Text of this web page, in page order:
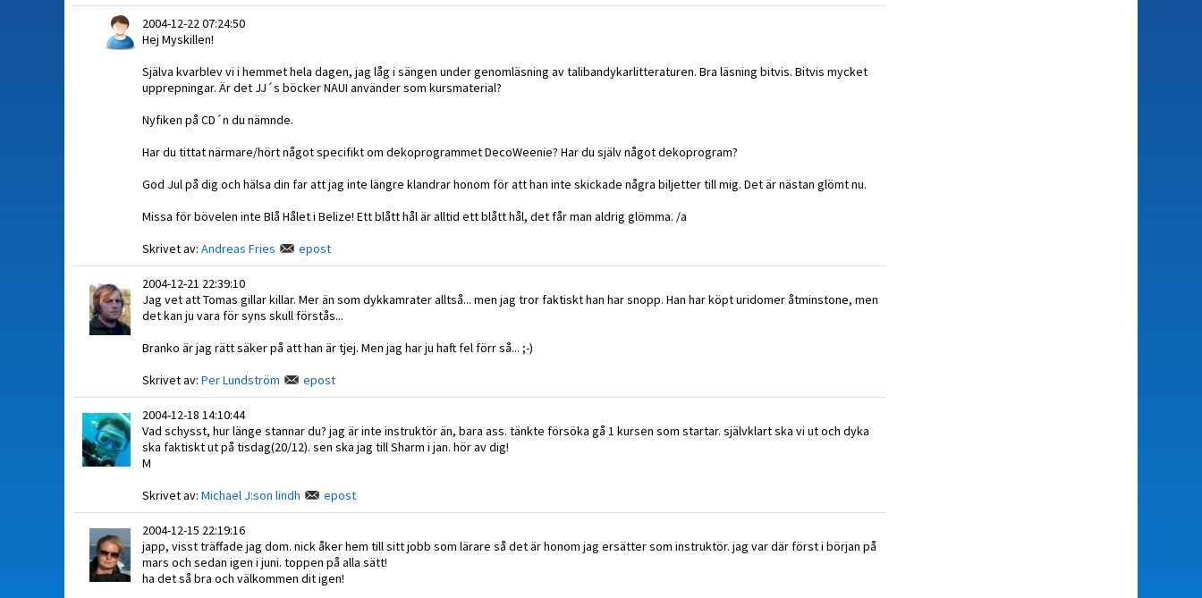
2004-12-22 07:24:50
Hej Myskillen!
Själva kvarblev vi i hemmet hela dagen, jag låg i sängen under genomläsning av talibandykarlitteraturen. Bra läsning bitvis. Bitvis mycket
upprepningar. Är det JJ´s böcker NAUI använder som kursmaterial?
Nyfiken på CD´n du nämnde.
Har du tittat närmare/hört något specifikt om dekoprogrammet DecoWeenie? Har du själv något dekoprogram?
God Jul på dig och hälsa din far att jag inte längre klandrar honom för att han inte skickade några biljetter till mig. Det är nästan glömt nu.
Missa för bövelen inte Blå Hålet i Belize! Ett blått hål är alltid ett blått hål, det får man aldrig glömma. /a
Skrivet av: Andreas Fries epost
2004-12-21 22:39:10
Jag vet att Tomas gillar killar. Mer än som dykkamrater alltså... men jag tror faktiskt han har snopp. Han har köpt uridomer åtminstone, men
det kan ju vara för syns skull förstås...
Branko är jag rätt säker på att han är tjej. Men jag har ju haft fel förr så... ;-)
Skrivet av: Per Lundström epost
2004-12-18 14:10:44
Vad schysst, hur länge stannar du? jag är inte instruktör än, bara ass. tänkte försöka gå 1 kursen som startar. självklart ska vi ut och dyka
ska faktiskt ut på tisdag(20/12). sen ska jag till Sharm i jan. hör av dig!
M
Skrivet av: Michael J:son lindh epost
2004-12-15 22:19:16
japp, visst träffade jag dom. nick åker hem till sitt jobb som lärare så det är honom jag ersätter som instruktör. jag var där först i början på
mars och sedan igen i juni. toppen på alla sätt!
ha det så bra och välkommen dit igen!